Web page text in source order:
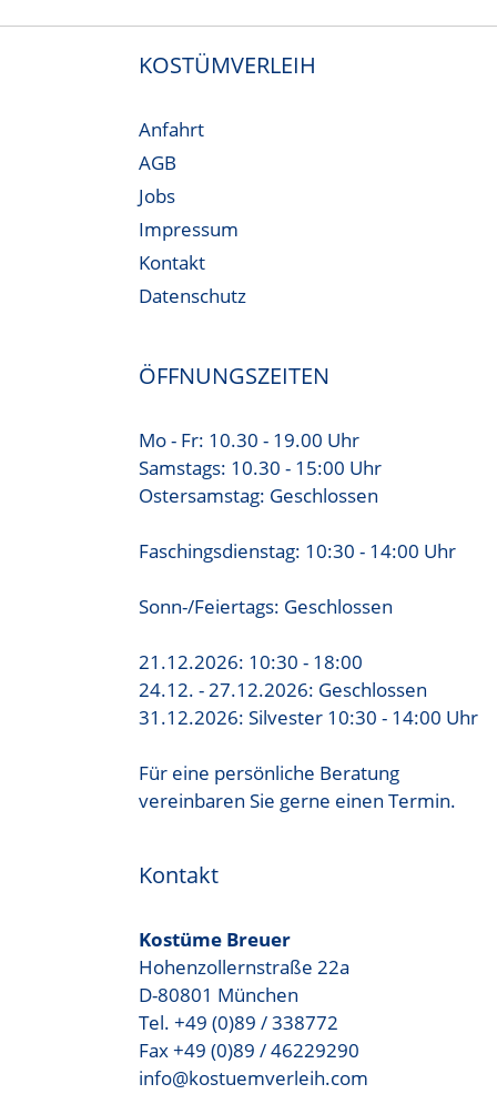
KOSTÜMVERLEIH
Anfahrt
AGB
Jobs
Impressum
Kontakt
Datenschutz
ÖFFNUNGSZEITEN
Mo - Fr: 10.30 - 19.00 Uhr
Samstags: 10.30 - 15:00 Uhr
Ostersamstag: Geschlossen
Faschingsdienstag: 10:30 - 14:00 Uhr
Sonn-/Feiertags: Geschlossen
21.12.2026: 10:30 - 18:00
24.12. - 27.12.2026: Geschlossen
31.12.2026: Silvester 10:30 - 14:00 Uhr
Für eine persönliche Beratung
vereinbaren Sie gerne einen Termin.
Kontakt
Kostüme Breuer
Hohenzollernstraße 22a
D-80801 München
Tel. +49 (0)89 / 338772
Fax +49 (0)89 / 46229290
info@kostuemverleih.com